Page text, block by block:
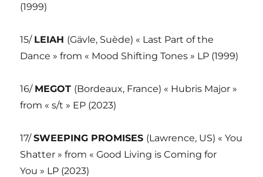
(1999)
15/ LEIAH (Gävle, Suède) « Last Part of the
Dance » from « Mood Shifting Tones » LP (1999)
16/ MEGOT (Bordeaux, France) « Hubris Major »
from « s/t » EP (2023)
17/SWEEPING PROMISES (Lawrence, US) « You
Shatter » from « Good Living is Coming for
You » LP (2023)